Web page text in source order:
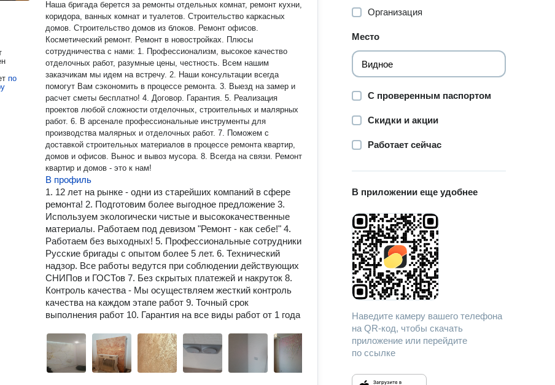
по
Наша бригада берется за ремонты отдельных комнат, ремонт кухни,
коридора, ванных комнат и туалетов. Строительство каркасных
домов. Строительство домов из блоков. Ремонт офисов.
Косметический ремонт. Ремонт в новостройках. Плюсы
сотрудничества с нами: 1. Профессионализм, высокое качество
отделочных работ, разумные цены, честность. Всем нашим
заказчикам мы идем на встречу. 2. Наши консультации всегда
помогут Вам сэкономить в процессе ремонта. 3. Выезд на замер и
расчет сметы бесплатно! 4. Договор. Гарантия. 5. Реализация
проектов любой сложности отделочных, строительных и малярных
работ. 6. В арсенале профессиональные инструменты для
производства малярных и отделочных работ. 7. Поможем с
доставкой строительных материалов в процессе ремонта квартир,
домов и офисов. Вынос и вывоз мусора. 8. Всегда на связи. Ремонт
квартир и домов - это к нам!
В профиль
1. 12 лет на рынке - одни из старейших компаний в сфере
ремонта! 2. Подготовим более выгодное предложение 3.
Используем экологически чистые и высококачественные
материалы. Работаем под девизом "Ремонт - как себе!" 4.
Работаем без выходных! 5. Профессиональные сотрудники
Русские бригады с опытом более 5 лет. 6. Технический
надзор. Все работы ведутся при соблюдении действующих
СНИПов и ГОСТов 7. Без скрытых платежей и накруток 8.
Контроль качества - Мы осуществляем жесткий контроль
качества на каждом этапе работ 9. Точный срок
выполнения работ 10. Гарантия на все виды работ от 1 года
Организация
Место
С проверенным паспортом
Скидки и акции
Работает сейчас
В приложении еще удобнее
Наведите камеру вашего телефона
на QR-код, чтобы скачать
приложение или перейдите
по ссылке